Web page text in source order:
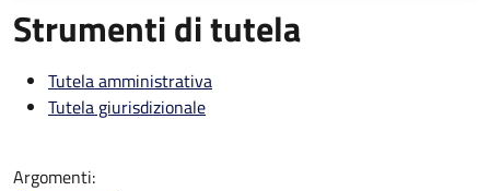
Strumenti di tutela
Tutela amministrativa
Tutela giurisdizionale
Argomenti: